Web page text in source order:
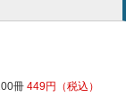
冊 449円 （税込）